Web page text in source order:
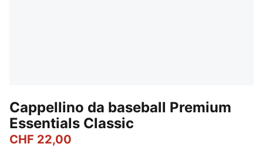
Cappellino da baseball Premium
Essentials Classic
CHF 22,00